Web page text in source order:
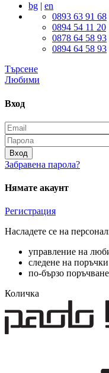
bg | en
0893 63 91 68
0894 54 11 20
0878 64 58 93
0894 64 58 93
Търсене
Любими
Вход
Вход
Забравена парола?
Нямате акаунт
Регистрация
Насладете се на
управление на
следене на поръчки
по-бързо поръчване
Количка